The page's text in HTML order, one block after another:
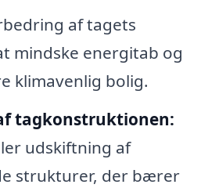
af tagets
mindske energitab og
klimavenlig bolig.
tagkonstruktionen:
udskiftning af
strukturer, der bærer